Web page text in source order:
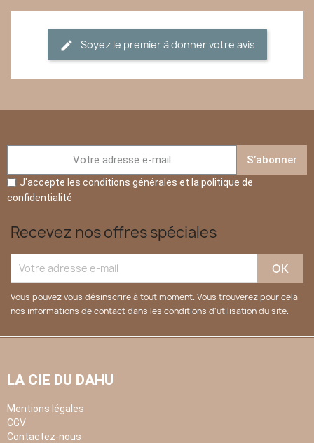
Soyez le premier à donner votre avis
S’abonner
J'accepte les conditions générales et la politique de
confidentialité
Recevez nos offres spéciales
Vous pouvez vous désinscrire à tout moment. Vous trouverez pour cela
nos informations de contact dans les conditions d'utilisation du site.
LA CIE DU DAHU
Mentions légales
CGV
Contactez-nous